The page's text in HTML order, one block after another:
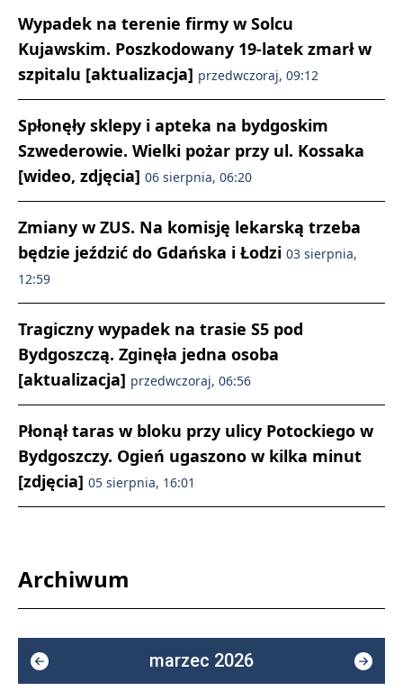
Wypadek na terenie firmy w Solcu
Kujawskim. Poszkodowany 19-latek zmarł w
szpitalu [aktualizacja] przedwczoraj, 09:12
Spłonęły sklepy i apteka na bydgoskim
Szwederowie. Wielki pożar przy ul. Kossaka
[wideo, zdjęcia] 06 sierpnia, 06:20
Zmiany w ZUS. Na komisję lekarską trzeba
będzie jeździć do Gdańska i Łodzi 03 sierpnia,
12:59
Tragiczny wypadek na trasie S5 pod
Bydgoszczą. Zginęła jedna osoba
[aktualizacja] przedwczoraj, 06:56
Płonął taras w bloku przy ulicy Potockiego w
Bydgoszczy. Ogień ugaszono w kilka minut
[zdjęcia] 05 sierpnia, 16:01
Archiwum
marzec 2026